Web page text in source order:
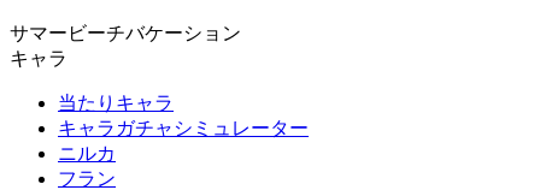
サマービーチバケーション
キャラ
当たりキャラ
キャラガチャシミュレーター
ニルカ
フラン